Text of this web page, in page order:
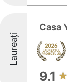
Laureați
Casa
9.1